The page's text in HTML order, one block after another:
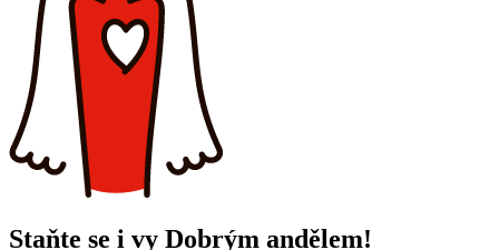
Staňte se i vy Dobrým andělem!